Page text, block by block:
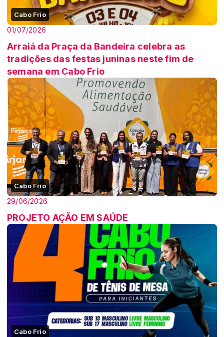
Cabo Frio
01/07/2026
Arraiá da Praça da Bandeira celebra as
tradições das festas juninas neste fim de
semana em Cabo Frio
Cabo Frio
29/06/2026
PROJETO AÇÃO EM SAÚDE
Cabo Frio